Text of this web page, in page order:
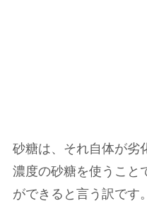
砂糖は、それ自体が劣
濃度の砂糖を使うこと
ができると言う訳です。